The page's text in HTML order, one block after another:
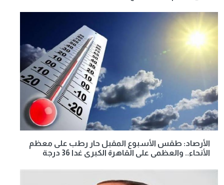
الأرصاد: طقس الأسبوع المقبل حار رطب على معظم
الأنحاء.. والعظمى على القاهرة الكبرى غدا 36 درجة